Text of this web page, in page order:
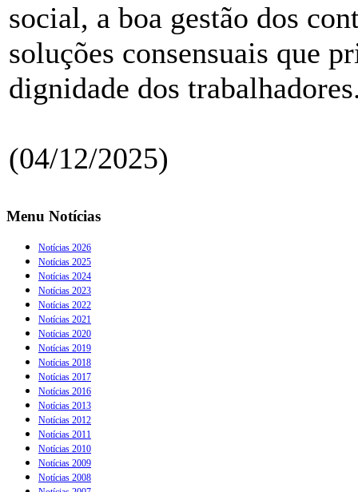
social, a boa gestão dos
soluções consensuais que
dignidade dos
(04/12/2025)
Menu Notícias
Notícias 2026
Notícias 2025
Notícias 2024
Notícias 2023
Notícias 2022
Notícias 2021
Notícias 2020
Notícias 2019
Notícias 2018
Notícias 2017
Notícias 2016
Notícias 2013
Notícias 2012
Notícias 2011
Notícias 2010
Notícias 2009
Notícias 2008